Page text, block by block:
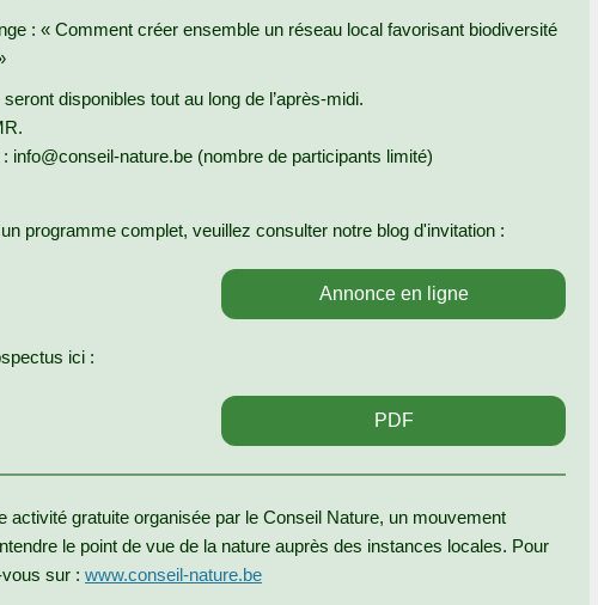
: « Comment créer ensemble un réseau local favorisant biodiversité
disponibles tout au long de l’après-midi.
info@conseil-nature.be (nombre de participants limité)
programme complet, veuillez consulter notre blog d'invitation :
Annonce en ligne
ici :
PDF
activité gratuite organisée par le Conseil Nature, un mouvement
le point de vue de la nature auprès des instances locales. Pour
sur : www.conseil-nature.be